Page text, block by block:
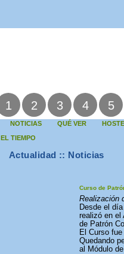
1 2 3 4 5
NOTICIAS QUÉ VER
EL TIEMPO
Actualidad :: Noticias
Curso de
Realización
Desde el
realizó en el
de Patrón
El Curso
Quedando
al Módulo